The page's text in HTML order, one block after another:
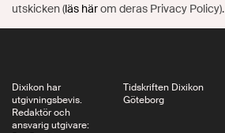
utskicken (läs härom deras Privacy Policy).
Dixikon har
utgivningsbevis.
Redaktör och
ansvarig utgivare:
Tidskriften Dixikon
Göteborg